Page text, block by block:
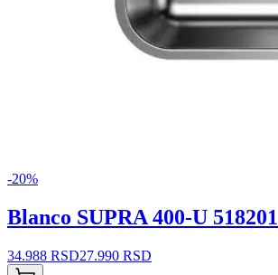
-20%
Blanco SUPRA 400-U 518201
34.988 RSD27.990 RSD